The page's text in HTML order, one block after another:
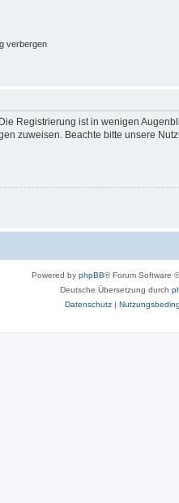
verbergen
Registrierung ist in wenigen
zuweisen. Beachte bitte unsere
Powered by phpBB® Forum Software
Deutsche Übersetzung durch
Datenschutz|